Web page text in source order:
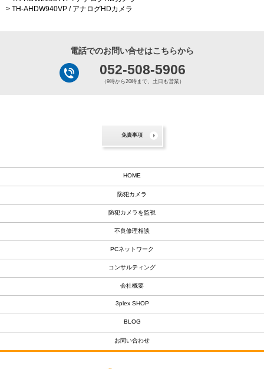
> TH-AHDW940VP / アナログHDカメラ
電話でのお問い合せはこちらから
052-508-5906
（9時から20時まで、土日も営業）
免責事項
HOME
防犯カメラ
防犯カメラを監視
不良修理相談
PCネットワーク
コンサルティング
会社概要
3plex SHOP
BLOG
お問い合わせ